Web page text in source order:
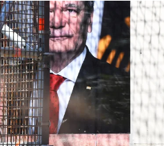
sport
berlin
nord
wahrheit